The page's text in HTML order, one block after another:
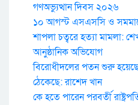
গণঅভ্যুত্থান দিবস ২০২৬
১০ আগস্ট এসএসসি ও
শাপলা চত্বরে হত্যা মামলা:
আনুষ্ঠানিক অভিযোগ
বিরোধীদলের পতন শুরু
ঠেকেছে: রাশেদ খান
কে হতে পারেন পরবর্তী